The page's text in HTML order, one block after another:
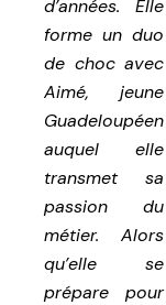
d’années. Elle
forme un duo
de choc avec
Aimé, jeune
Guadeloupéen
auquel elle
transmet sa
passion du
métier. Alors
qu’elle se
prépare pour